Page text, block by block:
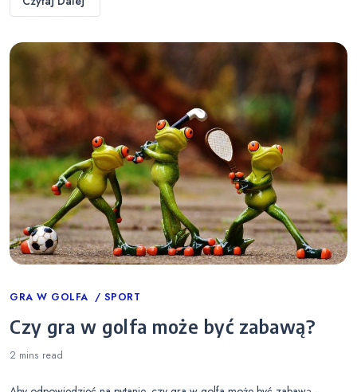
Categories
GRA W GOLFA SPORT
Czy gra w golfa może być zabawą?
2 mins read